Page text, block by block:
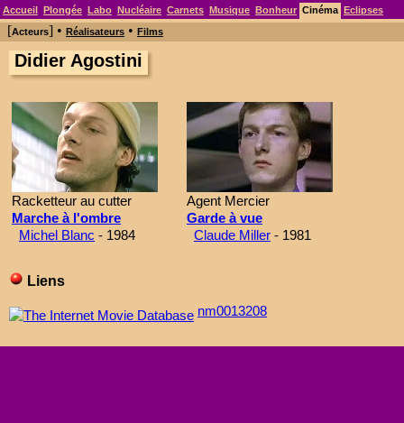
Accueil Plongée Labo Nucléaire Carnets Musique Bonheur Cinéma Eclipses
[Acteurs] • Réalisateurs • Films
Didier Agostini
Racketteur au cutter
Marche à l'ombre
Michel Blanc - 1984
Agent Mercier
Garde à vue
Claude Miller - 1981
Liens
nm0013208